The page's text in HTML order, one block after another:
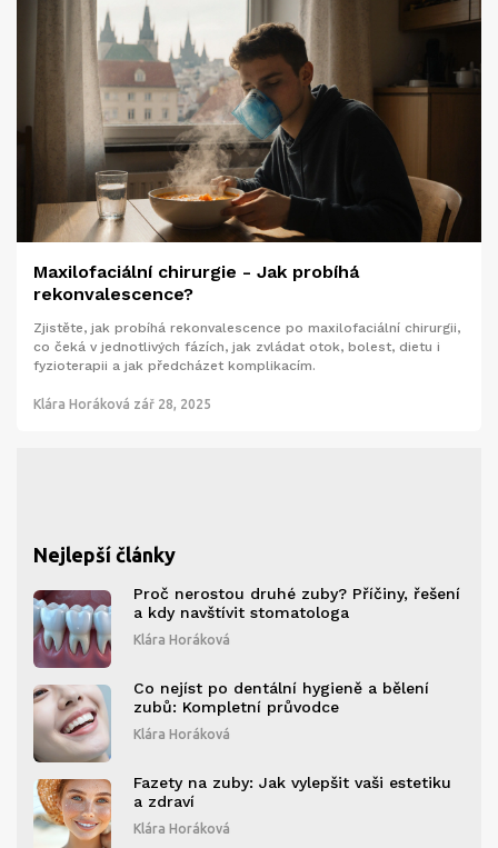
Maxilofaciální chirurgie - Jak probíhá
rekonvalescence?
Zjistěte, jak probíhá rekonvalescence po maxilofaciální chirurgii,
co čeká v jednotlivých fázích, jak zvládat otok, bolest, dietu i
fyzioterapii a jak předcházet komplikacím.
Klára Horáková zář 28, 2025
Nejlepší články
Proč nerostou druhé zuby? Příčiny, řešení
a kdy navštívit stomatologa
Klára Horáková
Co nejíst po dentální hygieně a bělení
zubů: Kompletní průvodce
Klára Horáková
Fazety na zuby: Jak vylepšit vaši estetiku
a zdraví
Klára Horáková